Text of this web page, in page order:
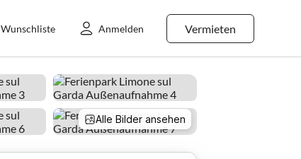
Vermieten
Wunschliste Anmelden
Alle Bilder ansehen